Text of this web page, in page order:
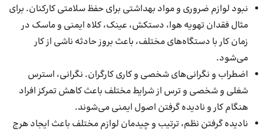
نبود لوازم ضروری و مواد بهداشتی برای حفظ سلامتی کارکنان. برای
مثال فقدان تهویه هوا، دستکش، عینک، کلاه ایمنی و ماسک در
زمان کار با دستگاه‌های مختلف، باعث بروز حادثه ناشی از کار
می‌شود.
اضطراب و نگرانی‌های شخصی و کاری کارگران. نگرانی، استرس
شغلی و شخصی و ترس از شرایط مختلف باعث کاهش تمرکز افراد
هنگام کار و نادیده گرفتن اصول ایمنی می‌شوند.
نادیده گرفتن نظم، ترتیب و چیدمان لوازم مختلف باعث ایجاد هرج